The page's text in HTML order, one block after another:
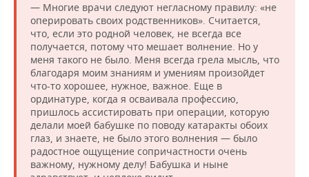
— Многие врачи следуют негласному правилу: «не
оперировать своих родственников». Считается,
что, если это родной человек, не всегда все
получается, потому что мешает волнение. Но у
меня такого не было. Меня всегда грела мысль, что
благодаря моим знаниям и умениям произойдет
что-то хорошее, нужное, важное. Еще в
ординатуре, когда я осваивала профессию,
пришлось ассистировать при операции, которую
делали моей бабушке по поводу катаракты обоих
глаз, и знаете, не было этого волнения — было
радостное ощущение сопричастности очень
важному, нужному делу! Бабушка и ныне